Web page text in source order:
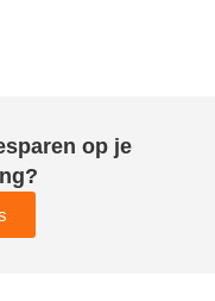
op je